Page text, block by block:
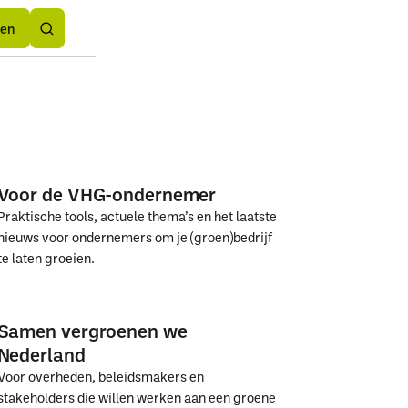
Button
Text
de VHG-ondernemer
tools, actuele thema’s en het laatste
voor ondernemers om je (groen)bedrijf
laten groeien.
de
VHG-
ondernemer
de
VHG-
ondernemer
vergroenen we
overheden, beleidsmakers en
die willen werken aan een groene